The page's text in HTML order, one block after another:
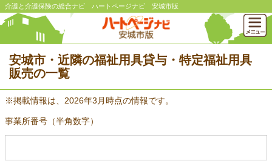
介護と介護保険の総合ナビ ハートページナビ 安城市版
安城市・近隣の福祉用具貸与・特定福祉用具
販売の一覧
※掲載情報は、2026年3月時点の情報です。
事業所番号（半角数字）